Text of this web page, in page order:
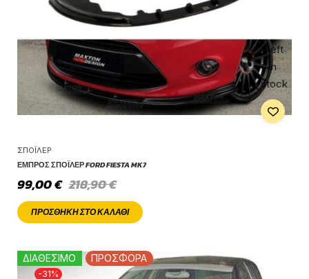
1 left
in
stock
ΣΠΌΙΛΕΡ
ΕΜΠΡΌΣ ΣΠΌΙΛΕΡ FORD FIESTA MK7
218,90€
99,00€
ΠΡΟΣΘΉΚΗ ΣΤΟ ΚΑΛΆΘΙ
-31%
ΔΙΑΘΕΣΙΜΟ ΠΡΟΣΦΟΡΑ